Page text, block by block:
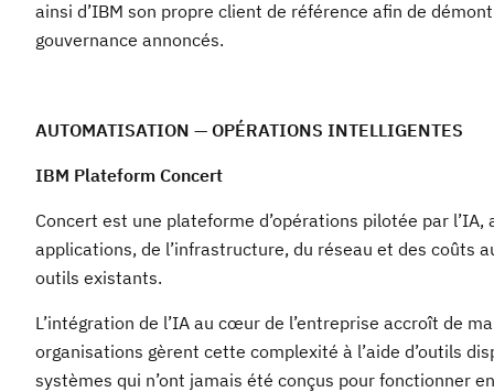
ainsi d’IBM son propre client de référence afin de
gouvernance annoncés.
AUTOMATISATION — OPÉRATIONS INTELLIGENTES
IBM Plateform Concert
Concert est une plateforme d’opérations pilotée par
applications, de l’infrastructure, du réseau et des coûts
outils existants.
L’intégration de l’IA au cœur de l’entreprise accroît de
organisations gèrent cette complexité à l’aide d’outils
systèmes qui n’ont jamais été conçus pour fonctionner